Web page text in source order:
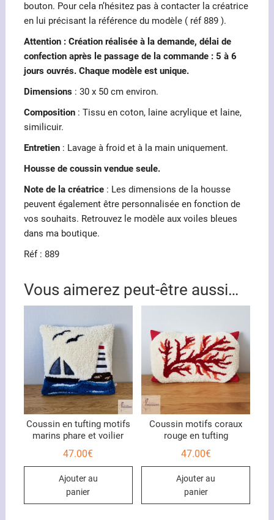
bouton. Pour cela n’hésitez pas à contacter la créatrice
en lui précisant la référence du modèle ( réf 889 ).
Attention : Création réalisée à la demande, délai de
confection après le passage de la commande : 5 à 6
jours ouvrés. Chaque modèle est unique.
Dimensions: 30 x 50 cm environ.
Composition: Tissu en coton, laine acrylique et laine,
similicuir.
Entretien: Lavage à froid et à la main uniquement.
Housse de coussin vendue seule.
Note de la créatrice: Les dimensions de la housse
peuvent également être personnalisée en fonction de
vos souhaits. Retrouvez le modèle aux voiles bleues
dans ma boutique.
Réf : 889
Vous aimerez peut-être aussi…
Coussin en tufting motifs
marins phare et voilier
47.00€
Ajouter au
panier
Coussin motifs coraux
rouge en tufting
47.00€
Ajouter au
panier